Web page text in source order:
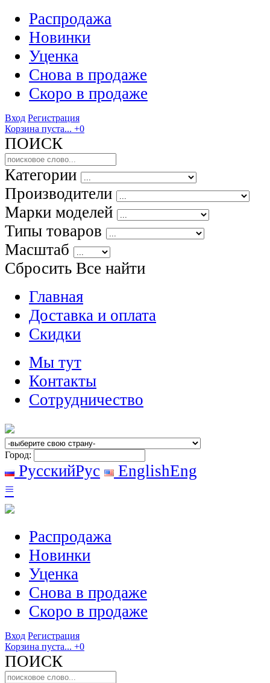
Распродажа
Новинки
Уценка
Снова в продаже
Скоро в продаже
Вход Регистрация
Корзина пуста... +0
ПОИСК
Категории
Производители
Марки моделей
Типы товаров
Масштаб
Сбросить Все найти
Главная
Доставка и оплата
Скидки
Мы тут
Контакты
Сотрудничество
Город:
РусскийРус EnglishEng
≡
Распродажа
Новинки
Уценка
Снова в продаже
Скоро в продаже
Вход Регистрация
Корзина пуста... +0
ПОИСК